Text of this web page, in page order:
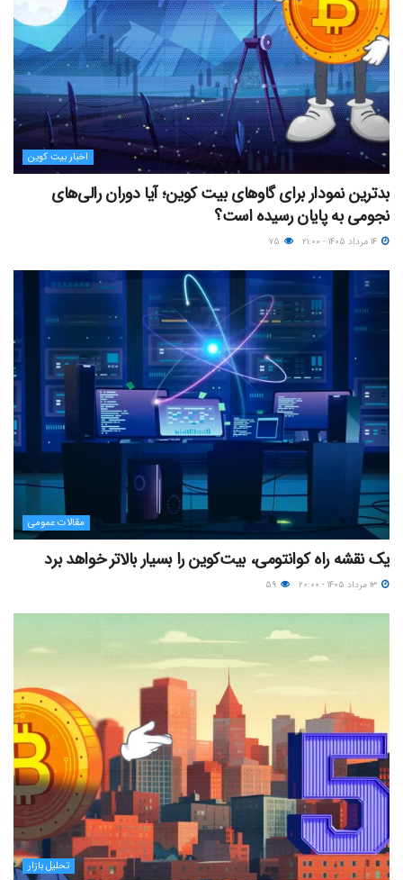
اخبار بیت کوین
بدترین نمودار برای گاوهای بیت کوین؛ آیا دوران رالی‌های
نجومی به پایان رسیده است؟
مقالات عمومی
یک نقشه راه کوانتومی، بیت‌کوین را بسیار بالاتر خواهد برد
تحلیل بازار